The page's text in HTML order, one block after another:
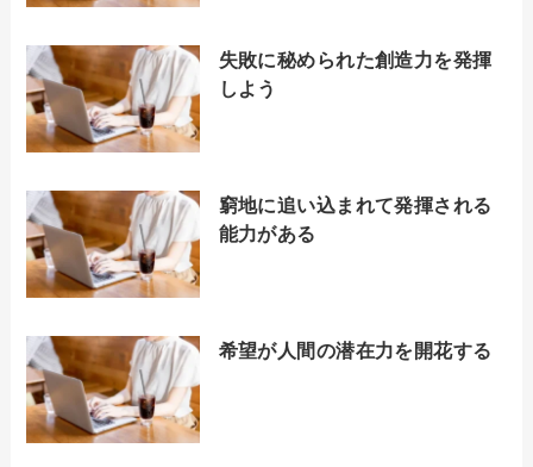
失敗に秘められた創造力を発揮
しよう
窮地に追い込まれて発揮される
能力がある
希望が人間の潜在力を開花する